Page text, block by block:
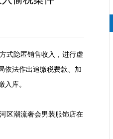
式隐匿销售收入，进行虚
依法作出追缴税费款、加
入库。
区潮流奢会男装服饰店在